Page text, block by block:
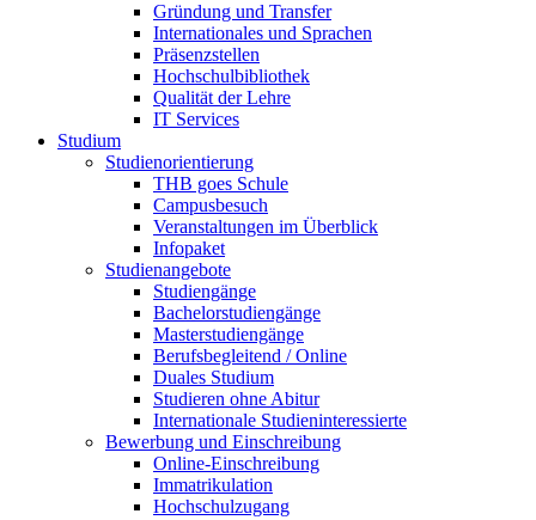
Gründung und Transfer
Internationales und Sprachen
Präsenzstellen
Hochschulbibliothek
Qualität der Lehre
IT Services
Studium
Studienorientierung
THB goes Schule
Campusbesuch
Veranstaltungen im Überblick
Infopaket
Studienangebote
Studiengänge
Bachelorstudiengänge
Masterstudiengänge
Berufsbegleitend / Online
Duales Studium
Studieren ohne Abitur
Internationale Studieninteressierte
Bewerbung und Einschreibung
Online-Einschreibung
Immatrikulation
Hochschulzugang